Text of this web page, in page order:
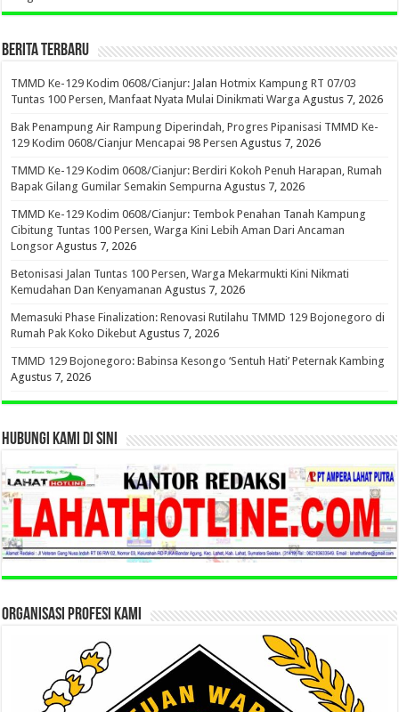
BERITA TERBARU
TMMD Ke-129 Kodim 0608/Cianjur: Jalan Hotmix Kampung RT 07/03
Tuntas 100 Persen, Manfaat Nyata Mulai Dinikmati Warga Agustus 7, 2026
Bak Penampung Air Rampung Diperindah, Progres Pipanisasi TMMD Ke-
129 Kodim 0608/Cianjur Mencapai 98 Persen Agustus 7, 2026
TMMD Ke-129 Kodim 0608/Cianjur: Berdiri Kokoh Penuh Harapan, Rumah
Bapak Gilang Gumilar Semakin Sempurna Agustus 7, 2026
TMMD Ke-129 Kodim 0608/Cianjur: Tembok Penahan Tanah Kampung
Cibitung Tuntas 100 Persen, Warga Kini Lebih Aman Dari Ancaman
Longsor Agustus 7, 2026
Betonisasi Jalan Tuntas 100 Persen, Warga Mekarmukti Kini Nikmati
Kemudahan Dan Kenyamanan Agustus 7, 2026
Memasuki Phase Finalization: Renovasi Rutilahu TMMD 129 Bojonegoro di
Rumah Pak Koko Dikebut Agustus 7, 2026
TMMD 129 Bojonegoro: Babinsa Kesongo ‘Sentuh Hati’ Peternak Kambing
Agustus 7, 2026
HUBUNGI KAMI DI SINI
ORGANISASI PROFESI KAMI